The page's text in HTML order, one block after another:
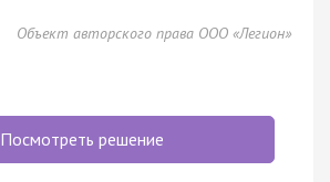
Объект авторского права ООО «Легион»
Посмотреть решение